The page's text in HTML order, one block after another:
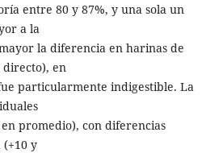
entre 80 y 87%, y una sola un
a la
la diferencia en harinas de
en
particularmente indigestible. La
promedio), con diferencias
y